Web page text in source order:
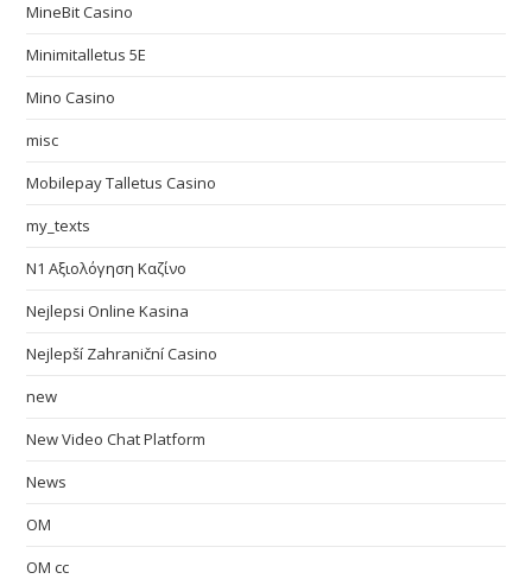
MineBit Casino
Minimitalletus 5E
Mino Casino
misc
Mobilepay Talletus Casino
my_texts
N1 Αξιολόγηση Καζίνο
Nejlepsi Online Kasina
Nejlepší Zahraniční Casino
new
New Video Chat Platform
News
OM
OM cc